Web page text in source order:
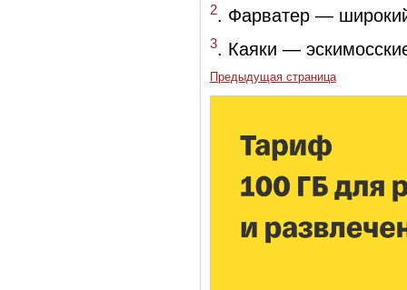
2. Фарватер —
3. Каяки —
Предыдущая страница